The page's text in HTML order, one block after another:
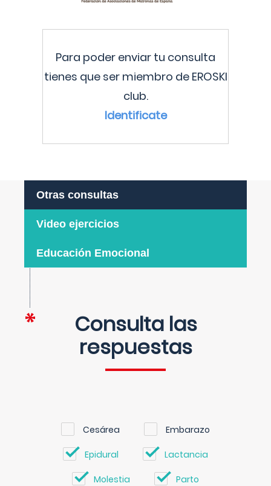
Para poder enviar tu consulta
tienes que ser miembro de EROSKI
club.
Identificate
Otras consultas
Video ejercicios
Educación Emocional
Consulta las
respuestas
Cesárea Embarazo
Epidural Lactancia
Molestia Parto